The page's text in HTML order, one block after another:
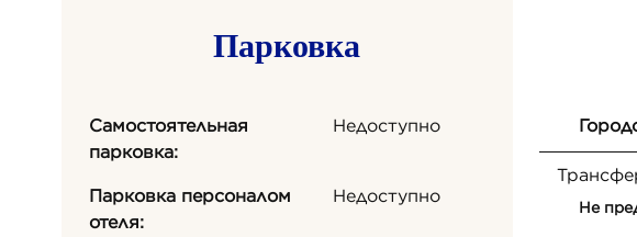
Парковка
Самостоятельная
парковка:
Недоступно
Парковка персоналом
отеля:
Недоступно
Не